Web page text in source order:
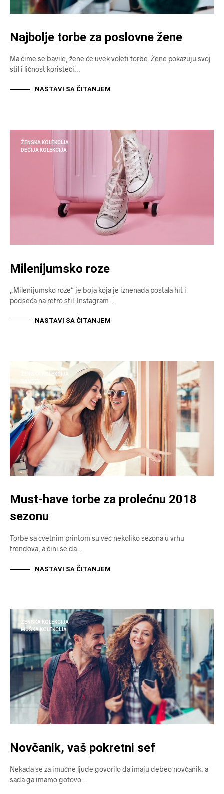
Najbolje torbe za poslovne žene
Ma čime se bavile, žene će uvek voleti torbe. Žene pokazuju svoj
stil i ličnost koristeći…
NASTAVI SA ČITANJEM
ŽENSKA KOLEKCIJA
DEČIJA KOLEKCIJA
Milenijumsko roze
„Milenijumsko roze“ je boja koja je iznenada postala hit i
podseća na retro stil. Instagram…
NASTAVI SA ČITANJEM
ŽENSKA KOLEKCIJA
Must-have torbe za prolećnu 2018
sezonu
Torbe sa cvetnim printom su već nekoliko sezona u vrhu
trendova, a čini se da…
NASTAVI SA ČITANJEM
ŽENSKA KOLEKCIJA
MUŠKA KOLEKCIJA
Novčanik, vaš pokretni sef
Nekada se za imućne ljude govorilo da imaju debeo novčanik, a
sada ga imamo gotovo…